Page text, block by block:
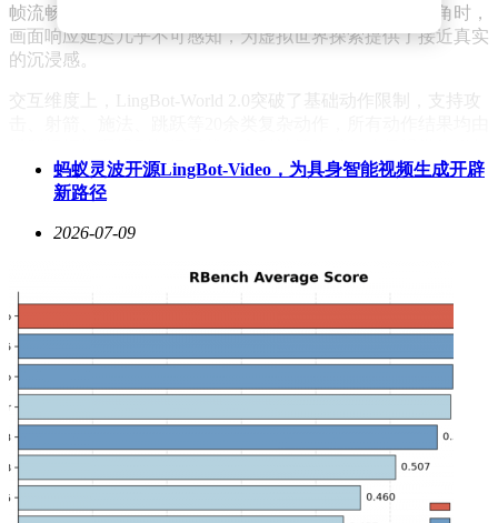
帧流畅度的稳定输出。用户操控键盘移动角色或切换视角时，
画面响应延迟几乎不可感知，为虚拟世界探索提供了接近真实
的沉浸感。
交互维度上，LingBot-World 2.0突破了基础动作限制，支持攻
物理逻辑的双重合理性。系统还内置双Agent机制：Pilot Agent
负责规划角色行为路径，Director Agent则根据场景进展动态注
是，模型支持多用户同步接入同一世界，通过分布式架构实现
范式。
此次开源不仅包含核心模型代码，还提供了完整的工具链与开
发文档，显著降低了技术落地门槛。作为蚂蚁灵波全栈大脑
2.0的关键组件，LingBot-World 2.0已应用于游戏内容生成、影
视预演、工业仿真等领域，其动态场景生成能力更可为机器人
训练提供高保真虚拟环境。目前，用户可通过Reactor平台与
灵光APP在线体验模型的核心功能，亲身感受Agent驱动的虚
拟世界如何实现“千人千面”的动态演化。
蚂蚁灵波开源LingBot-Video，为具身智能视频生成开辟
新路径
2026-07-09